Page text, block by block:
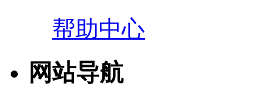
帮助中心
网站导航